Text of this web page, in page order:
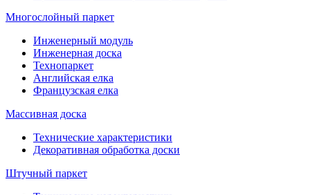
Многослойный паркет
Инженерный модуль
Инженерная доска
Технопаркет
Английская елка
Французская елка
Массивная доска
Технические характеристики
Декоративная обработка доски
Штучный паркет